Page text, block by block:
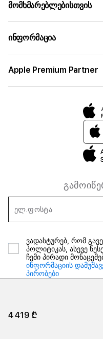
4 419 ₾
მომხმარებლებისთვის
ინფორმაცია
Apple Premium Partner
ელ.ფოსტა
ვადასტურებ, რომ
პოლიტიკას, ასევე
ჩემი პირადი
ინფორმაციის
პირობები
2026 iSpace